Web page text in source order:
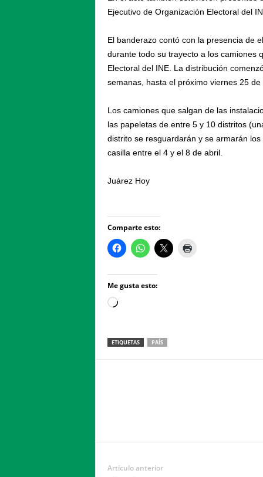
Ejecutivo de Organización Electoral del
El banderazo contó con la presencia de
durante todo su trayecto a los camiones
Electoral del INE. La distribución
semanas, hasta el próximo viernes 25 de
Los camiones que salgan de las
las papeletas de entre 5 y 10 distritos
distrito se resguardarán y se armarán
casilla entre el 4 y el 8 de abril.
Juárez Hoy
Comparte esto:
Me gusta esto:
Loading…
ETIQUETAS PAÍS
Artículo anterior